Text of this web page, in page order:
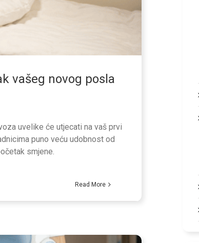
vašeg novog posla
uvelike će utjecati na vaš prvi
puno veću udobnost od
smjene.
Read More